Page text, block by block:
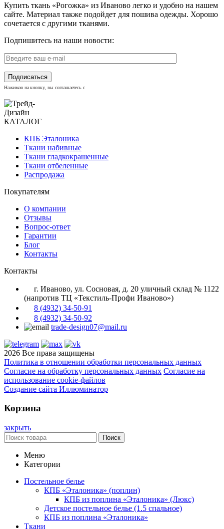
Купить ткань «Рогожка» из Иваново легко и удобно на нашем
сайте. Материал также подойдет для пошива одежды. Хорошо
сочетается с другими тканями.
Подпишитесь на наши новости:
Нажимая на кнопку, вы соглашаетесь с
КАТАЛОГ
КПБ Эталоника
Ткани набивные
Ткани гладкокрашенные
Ткани отбеленные
Распродажа
Покупателям
О компании
Отзывы
Вопрос-ответ
Гарантии
Блог
Контакты
Контакты
г. Иваново, ул. Сосновая, д. 20 уличный склад № 1122
(напротив ТЦ «Текстиль-Профи Иваново»)
8 (4932) 34-50-91
8 (4932) 34-50-92
trade-design07@mail.ru
2026 Все права защищены
Политика в отношении обработки персональных данных
Согласие на обработку персональных данных Согласие на
использование cookie-файлов
Создание сайта Иллюминатор
Корзина
закрыть
Поиск
Меню
Категории
Постельное белье
КПБ «Эталоника» (поплин)
КПБ из поплина «Эталоника» (Люкс)
Детское постельное белье (1.5 спальное)
КПБ из поплина «Эталоника»
Ткани